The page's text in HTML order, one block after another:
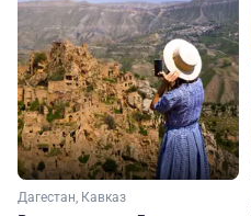
Дагестан, Кавказ